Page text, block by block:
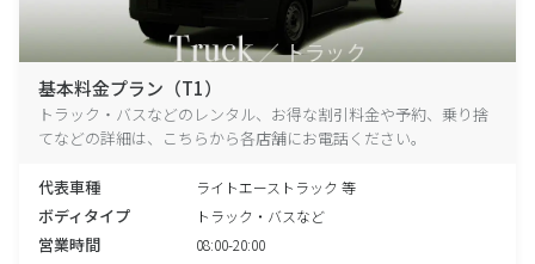
基本料金プラン（T1）
トラック・バスなどのレンタル、お得な割引料金や予約、乗り捨
てなどの詳細は、こちらから各店舗にお電話ください。
代表車種 ライトエーストラック 等
ボディタイプ トラック・バスなど
営業時間 08:00-20:00